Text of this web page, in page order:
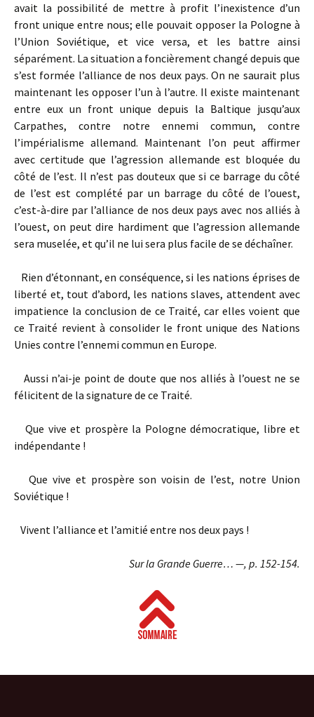
avait la possibilité de mettre à profit l’inexistence d’un
front unique entre nous; elle pouvait opposer la Pologne à
l’Union Soviétique, et vice versa, et les battre ainsi
séparément. La situation a foncièrement changé depuis que
s’est formée l’alliance de nos deux pays. On ne saurait plus
maintenant les opposer l’un à l’autre. Il existe maintenant
entre eux un front unique depuis la Baltique jusqu’aux
Carpathes, contre notre ennemi commun, contre
l’impérialisme allemand. Maintenant l’on peut affirmer
avec certitude que l’agression allemande est bloquée du
côté de l’est. Il n’est pas douteux que si ce barrage du côté
de l’est est complété par un barrage du côté de l’ouest,
c’est-à-dire par l’alliance de nos deux pays avec nos alliés à
l’ouest, on peut dire hardiment que l’agression allemande
sera muselée, et qu’il ne lui sera plus facile de se déchaîner.
Rien d’étonnant, en conséquence, si les nations éprises de
liberté et, tout d’abord, les nations slaves, attendent avec
impatience la conclusion de ce Traité, car elles voient que
ce Traité revient à consolider le front unique des Nations
Unies contre l’ennemi commun en Europe.
Aussi n’ai-je point de doute que nos alliés à l’ouest ne se
félicitent de la signature de ce Traité.
Que vive et prospère la Pologne démocratique, libre et
indépendante !
Que vive et prospère son voisin de l’est, notre Union
Soviétique !
Vivent l’alliance et l’amitié entre nos deux pays !
Sur la Grande Guerre… —, p. 152-154.